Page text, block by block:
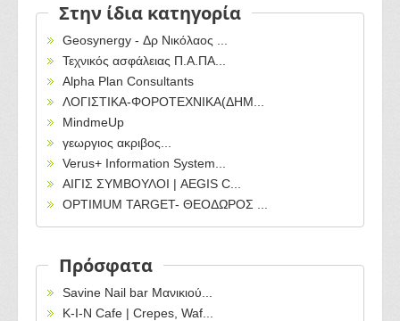
Στην ίδια κατηγορία
Geosynergy - Δρ Νικόλαος ...
Τεχνικός ασφάλειας Π.Α.ΠΑ...
Alpha Plan Consultants
ΛΟΓΙΣΤΙΚΑ-ΦΟΡΟΤΕΧΝΙΚΑ(ΔΗΜ...
MindmeUp
γεωργιος ακριβος...
Verus+ Information System...
ΑΙΓΙΣ ΣΥΜΒΟΥΛΟΙ | AEGIS C...
OPTIMUM TARGET- ΘΕΟΔΩΡΟΣ ...
Πρόσφατα
Savine Nail bar Μανικιού...
Κ-Ι-Ν Cafe | Crepes, Waf...